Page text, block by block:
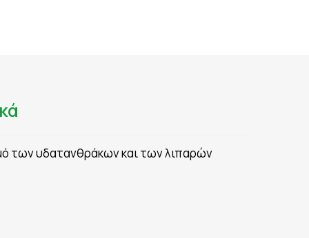
των υδατανθράκων και των λιπαρών